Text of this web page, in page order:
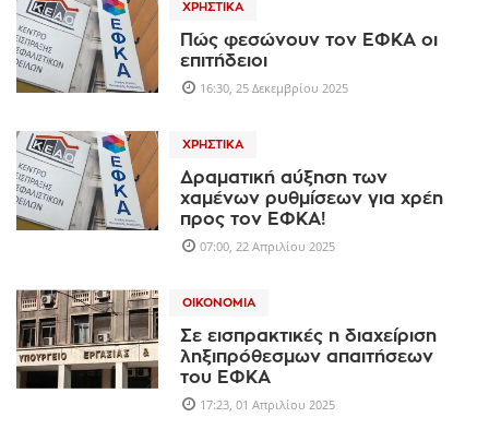
ΧΡΗΣΤΙΚΆ
Πώς φεσώνουν τον ΕΦΚΑ οι
επιτήδειοι
16:30, 25 Δεκεμβρίου 2025
ΧΡΗΣΤΙΚΆ
Δραματική αύξηση των
χαμένων ρυθμίσεων για χρέη
προς τον ΕΦΚΑ!
07:00, 22 Απριλίου 2025
ΟΙΚΟΝΟΜΊΑ
Σε εισπρακτικές η διαχείριση
ληξιπρόθεσμων απαιτήσεων
του ΕΦΚΑ
17:23, 01 Απριλίου 2025